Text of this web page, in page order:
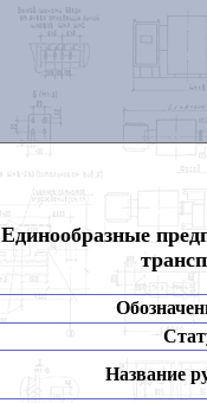
Единообразные
Название